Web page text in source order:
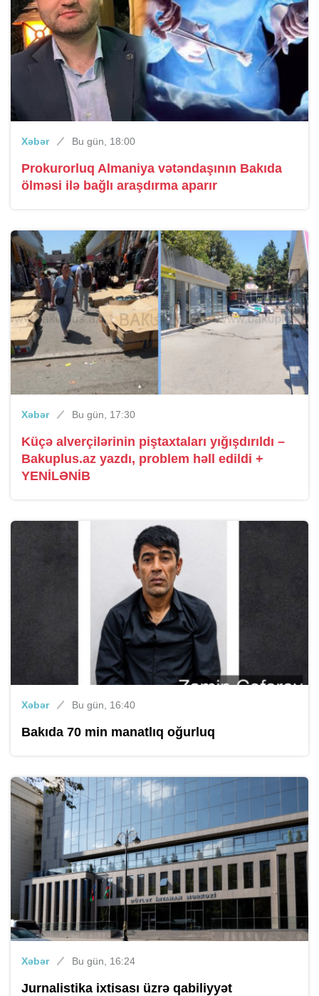
Xəbər Bu gün, 18:00
Prokurorluq Almaniya vətəndaşının Bakıda
ölməsi ilə bağlı araşdırma aparır
Xəbər Bu gün, 17:30
Küçə alverçilərinin piştaxtaları yığışdırıldı –
Bakuplus.az yazdı, problem həll edildi +
YENİLƏNİB
Xəbər Bu gün, 16:40
Bakıda 70 min manatlıq oğurluq
Xəbər Bu gün, 16:24
Jurnalistika ixtisası üzrə qabiliyyət